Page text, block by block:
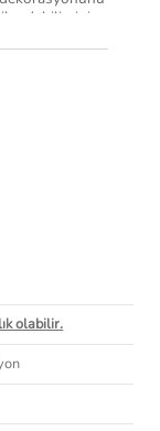
edebilirsiniz.
olabilir.